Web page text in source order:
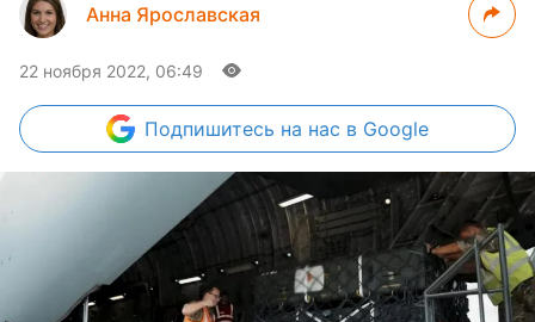
Анна Ярославская
22 ноября 2022, 06:49
Подпишитесь на нас в Google